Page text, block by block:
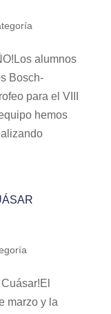
alumnos
Bosch-
para el VIII
hemos
marzo y la